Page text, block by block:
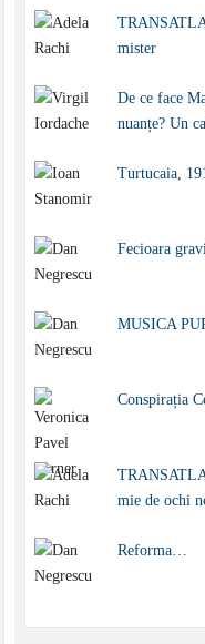
mister
De ce face
nuanțe? Un
Turtucaia,
Fecioara
MUSICA
Conspirația
mie de ochi
Reforma…